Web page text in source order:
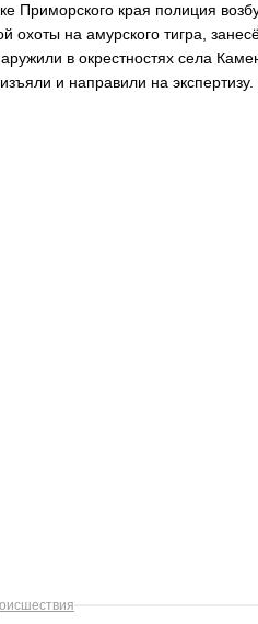
Приморского края полиция
охоты на амурского тигра,
в окрестностях села
и направили на